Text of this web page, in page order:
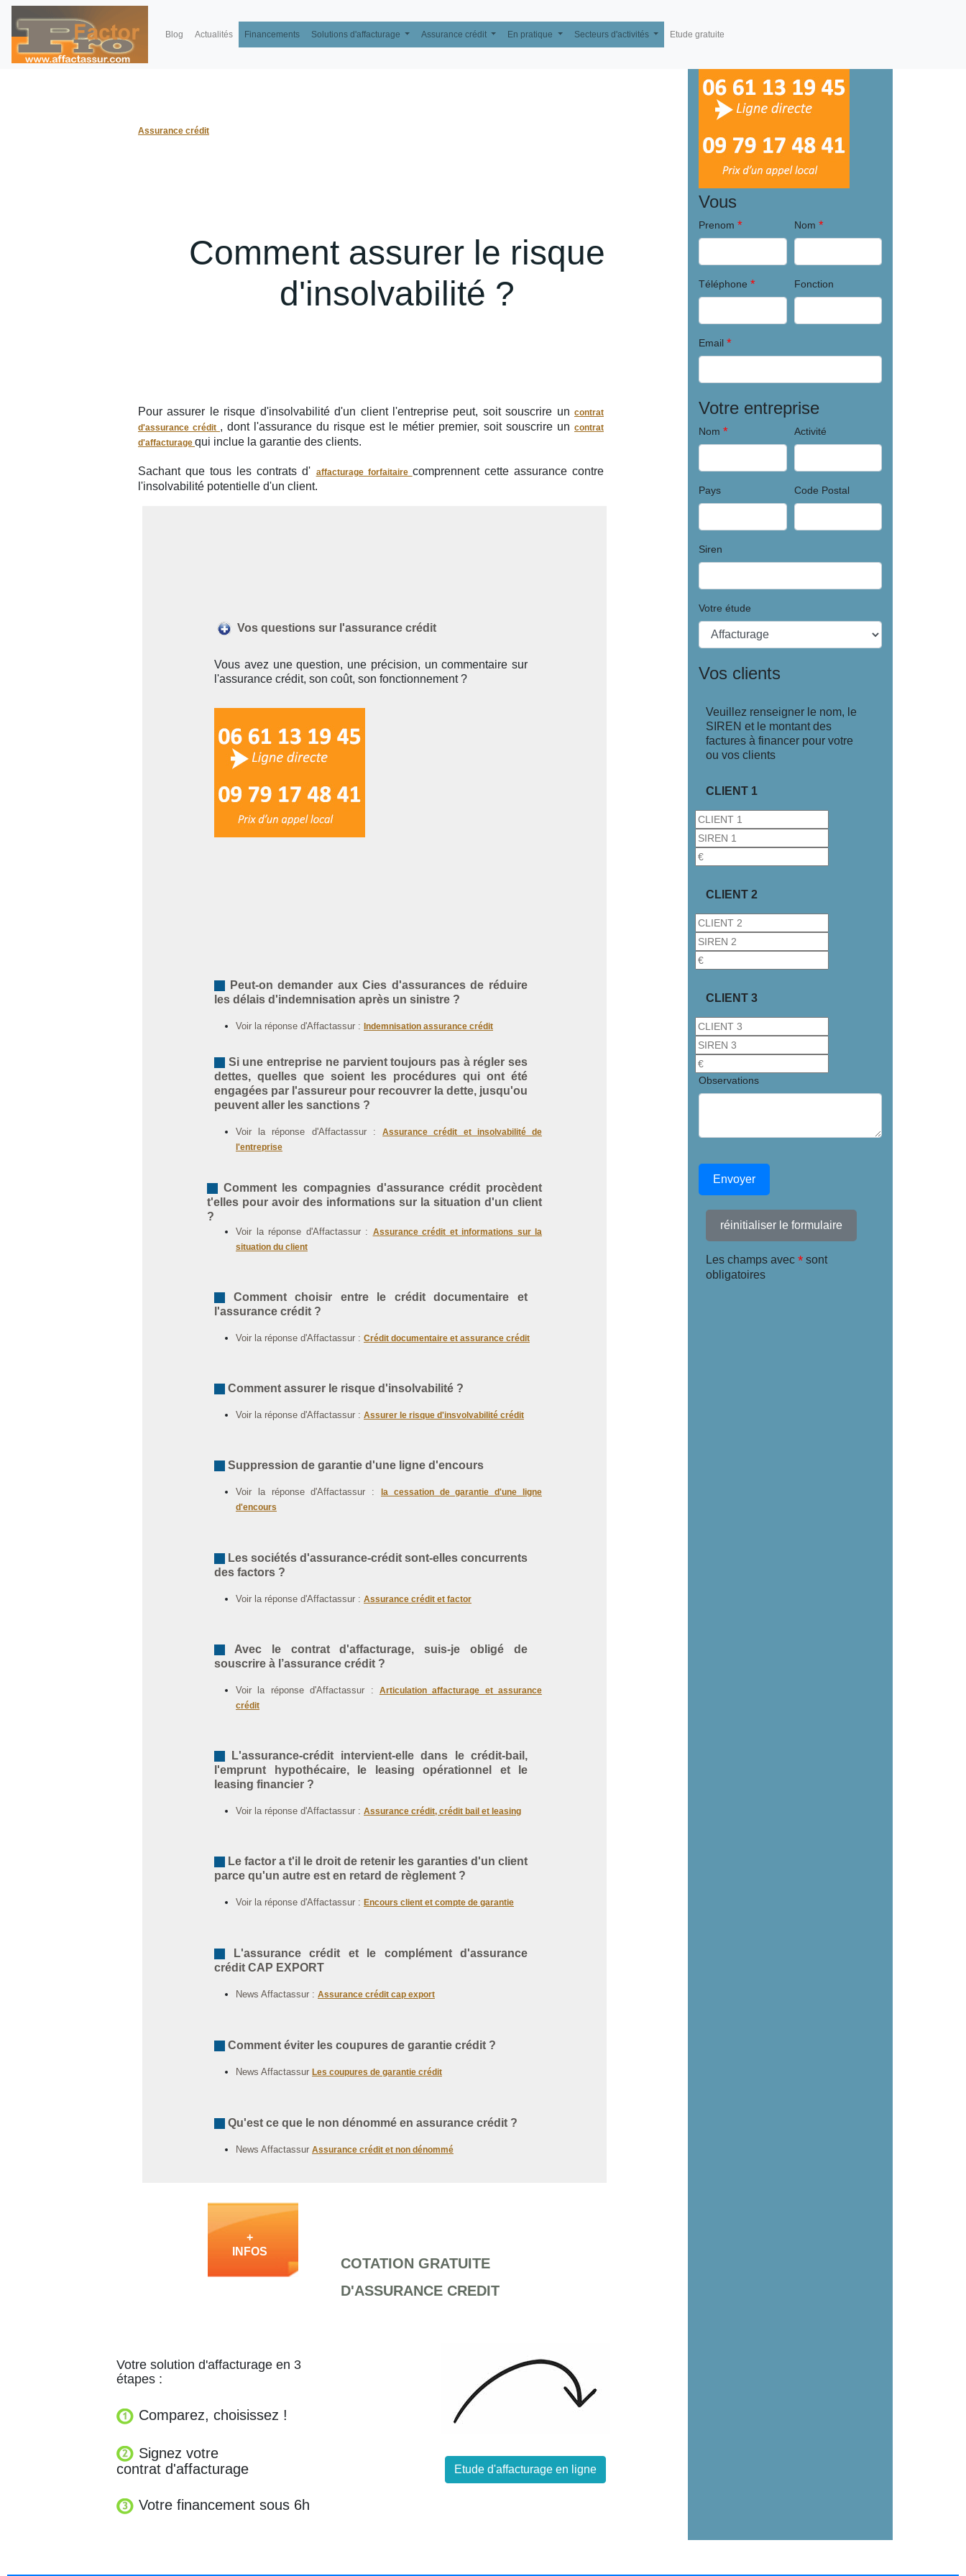
Blog Actualités Financements Solutions d'affacturage Assurance crédit En pratique Secteurs d'activités Etude gratuite
Assurance crédit
Comment assurer le risque
d'insolvabilité ?
Pour assurer le risque d'insolvabilité d'un client l'entreprise peut, soit souscrire un contrat
d'assurance crédit , dont l'assurance du risque est le métier premier, soit souscrire un contrat
d'affacturage qui inclue la garantie des clients.
Sachant que tous les contrats d' affacturage forfaitaire comprennent cette assurance contre
l'insolvabilité potentielle d'un client.
Vos questions sur l'assurance crédit
Vous avez une question, une précision, un commentaire sur
l'assurance crédit, son coût, son fonctionnement ?
Peut-on demander aux Cies d'assurances de réduire
les délais d'indemnisation après un sinistre ?
Voir la réponse d'Affactassur : Indemnisation assurance crédit
Si une entreprise ne parvient toujours pas à régler ses
dettes, quelles que soient les procédures qui ont été
engagées par l'assureur pour recouvrer la dette, jusqu'ou
peuvent aller les sanctions ?
Voir la réponse d'Affactassur :Assurance crédit et insolvabilité de
l'entreprise
Comment les compagnies d'assurance crédit procèdent
t'elles pour avoir des informations sur la situation d'un client
?
Voir la réponse d'Affactassur : Assurance crédit et informations sur la
situation du client
Comment choisir entre le crédit documentaire et
l'assurance crédit ?
Voir la réponse d'Affactassur : Crédit documentaire et assurance crédit
Comment assurer le risque d'insolvabilité ?
Voir la réponse d'Affactassur : Assurer le risque d'insvolvabilité crédit
Suppression de garantie d'une ligne d'encours
Voir la réponse d'Affactassur :
la cessation de garantie d'une ligne
d'encours
Les sociétés d'assurance-crédit sont-elles concurrents
des factors ?
Voir la réponse d'Affactassur : Assurance crédit et factor
Avec le contrat d'affacturage, suis-je obligé de
souscrire à l’assurance crédit ?
Voir la réponse d'Affactassur : Articulation affacturage et assurance
crédit
L'assurance-crédit intervient-elle dans le crédit-bail,
l'emprunt hypothécaire, le leasing opérationnel et le
leasing financier ?
Voir la réponse d'Affactassur : Assurance crédit, crédit bail et leasing
Le factor a t'il le droit de retenir les garanties d'un client
parce qu'un autre est en retard de règlement ?
Voir la réponse d'Affactassur : Encours client et compte de garantie
L'assurance crédit et le complément d'assurance
crédit CAP EXPORT
News Affactassur : Assurance crédit cap export
Comment éviter les coupures de garantie crédit ?
News Affactassur Les coupures de garantie crédit
Qu'est ce que le non dénommé en assurance crédit ?
News Affactassur Assurance crédit et non dénommé
+
INFOS
COTATION GRATUITE
D'ASSURANCE CREDIT
Votre solution d'affacturage en 3
étapes :
Comparez, choisissez !
Signez votre
contrat d'affacturage
Votre financement sous 6h
Etude d'affacturage en ligne
Vous
Prenom * Nom *
Téléphone * Fonction
Email *
Votre entreprise
Nom * Activité
Pays Code Postal
Siren
Votre étude
Vos clients
Veuillez renseigner le nom, le
SIREN et le montant des
factures à financer pour votre
ou vos clients
CLIENT 1
CLIENT 2
CLIENT 3
Observations
Envoyer
réinitialiser le formulaire
Les champs avec * sont
obligatoires